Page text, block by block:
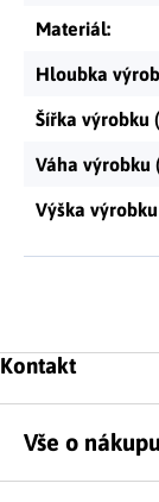
Materiál:
Hloubka
Šířka výrobku
Váha výrobku
Výška
Zápatí
Kontakt
Vše o